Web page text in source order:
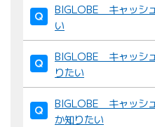
び
替
え
：
BIGLOBE キャッシ
い
BIGLOBE キャッシ
りたい
BIGLOBE キャッシ
か知りたい